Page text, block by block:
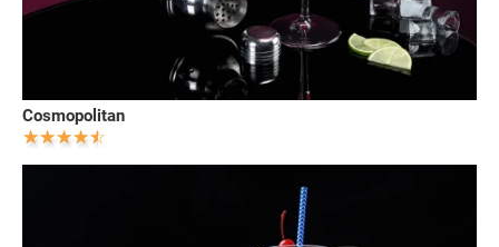
Cosmopolitan